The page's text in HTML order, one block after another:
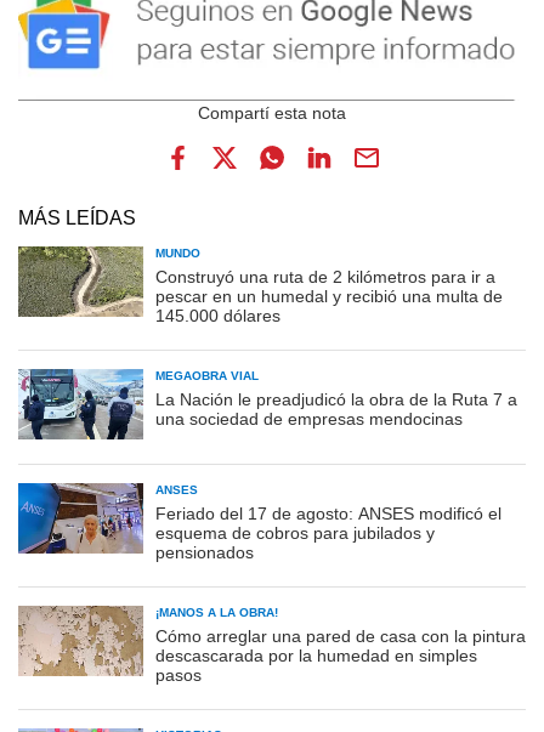
MÁS LEÍDAS
MUNDO
Construyó una ruta de 2 kilómetros para ir a
pescar en un humedal y recibió una multa de
145.000 dólares
MEGAOBRA VIAL
La Nación le preadjudicó la obra de la Ruta 7 a
una sociedad de empresas mendocinas
ANSES
Feriado del 17 de agosto: ANSES modificó el
esquema de cobros para jubilados y
pensionados
¡MANOS A LA OBRA!
Cómo arreglar una pared de casa con la pintura
descascarada por la humedad en simples
pasos